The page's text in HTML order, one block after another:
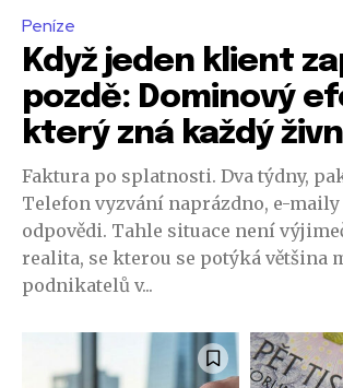
Peníze
Když jeden klient
pozdě: Dominový
který zná každý
Faktura po splatnosti. Dva týdny,
Telefon vyzvání naprázdno, e-maily
odpovědi. Tahle situace není
realita, se kterou se potýká většina
podnikatelů v...